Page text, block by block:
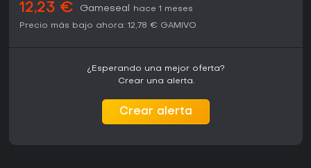
12,23 € Gameseal
hace 1 meses
Precio más bajo ahora: 12,78 € GAMIVO
¿Esperando una mejor oferta?
Crear una alerta.
Crear alerta